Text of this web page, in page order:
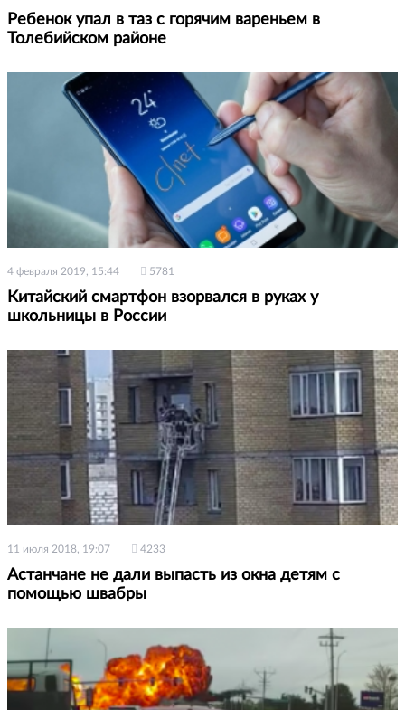
Ребенок упал в таз с горячим вареньем в
Толебийском районе
4 февраля 2019, 15:44 5781
Китайский смартфон взорвался в руках у
школьницы в России
11 июля 2018, 19:07 4233
Астанчане не дали выпасть из окна детям с
помощью швабры